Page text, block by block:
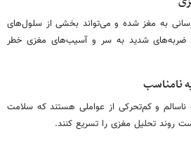
به مغز شده و می‌تواند بخشی از سلول‌های
ضربه‌های شدید به سر و آسیب‌های مغزی خطر
نامناسب
و کم‌تحرکی از عواملی هستند که سلامت
روند تحلیل مغزی را تسریع کنند.